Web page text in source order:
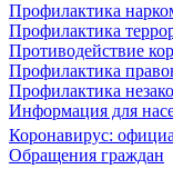
Профилактика
Профилактика
Противодействие
Профилактика
Профилактика
Информация для
Коронавирус:
Обращения граждан